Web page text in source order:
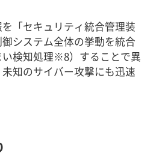
「セキュリティ統合管理装
システム全体の挙動を統合
検知処理※8）することで異
知のサイバー攻撃にも迅速